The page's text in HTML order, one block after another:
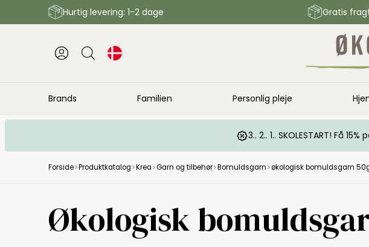
Hurtig levering: 1-2 dage Gratis
Brands Familien Personlig pleje
3.. 2.. 1.. SKOLESTART! Få
Forside Produktkatalog Krea Garn og tilbehør Bomuldsgarn økologisk bomuldsgarn
Økologisk